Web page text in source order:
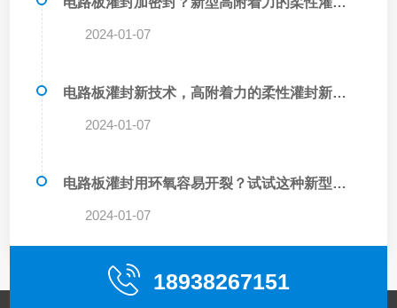
2024-01-07
电路板灌封新技术，高附着力的柔性灌封新选择
2024-01-07
电路板灌封用环氧容易开裂？试试这种新型柔性不可拆卸的
2024-01-07
18938267151